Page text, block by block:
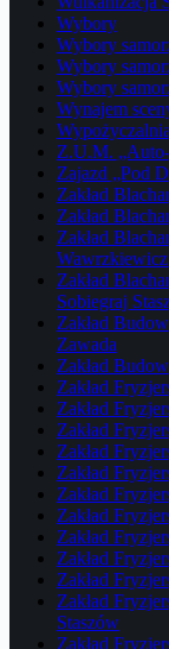
Wybory
Wybory
Wybory
Wybory
Wynajem
Z.U.M.
Zajazd „Pod
Zakład
Zakład
Zakład
Zakład
Sobiegraj
Zakład
Zawada
Zakład
Zakład
Zakład
Zakład
Zakład
Zakład
Zakład
Zakład
Zakład
Zakład
Zakład
Zakład
Staszów
Zakład